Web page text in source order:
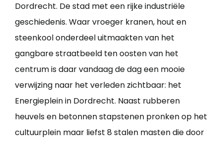
Dordrecht. De stad met een rijke industriële
geschiedenis. Waar vroeger kranen, hout en
steenkool onderdeel uitmaakten van het
gangbare straatbeeld ten oosten van het
centrum is daar vandaag de dag een mooie
verwijzing naar het verleden zichtbaar: het
Energieplein in Dordrecht. Naast rubberen
heuvels en betonnen stapstenen pronken op het
cultuurplein maar liefst 8 stalen masten die door